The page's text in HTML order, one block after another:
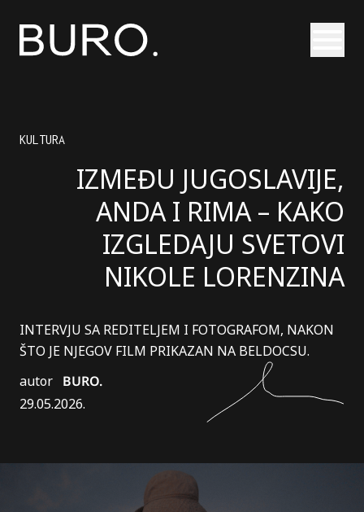
KULTURA
IZMEĐU JUGOSLAVIJE,
ANDA I RIMA – KAKO
IZGLEDAJU SVETOVI
NIKOLE LORENZINA
INTERVJU SA REDITELJEM I FOTOGRAFOM, NAKON
ŠTO JE NJEGOV FILM PRIKAZAN NA BELDOCSU.
autor BURO.
29.05.2026.